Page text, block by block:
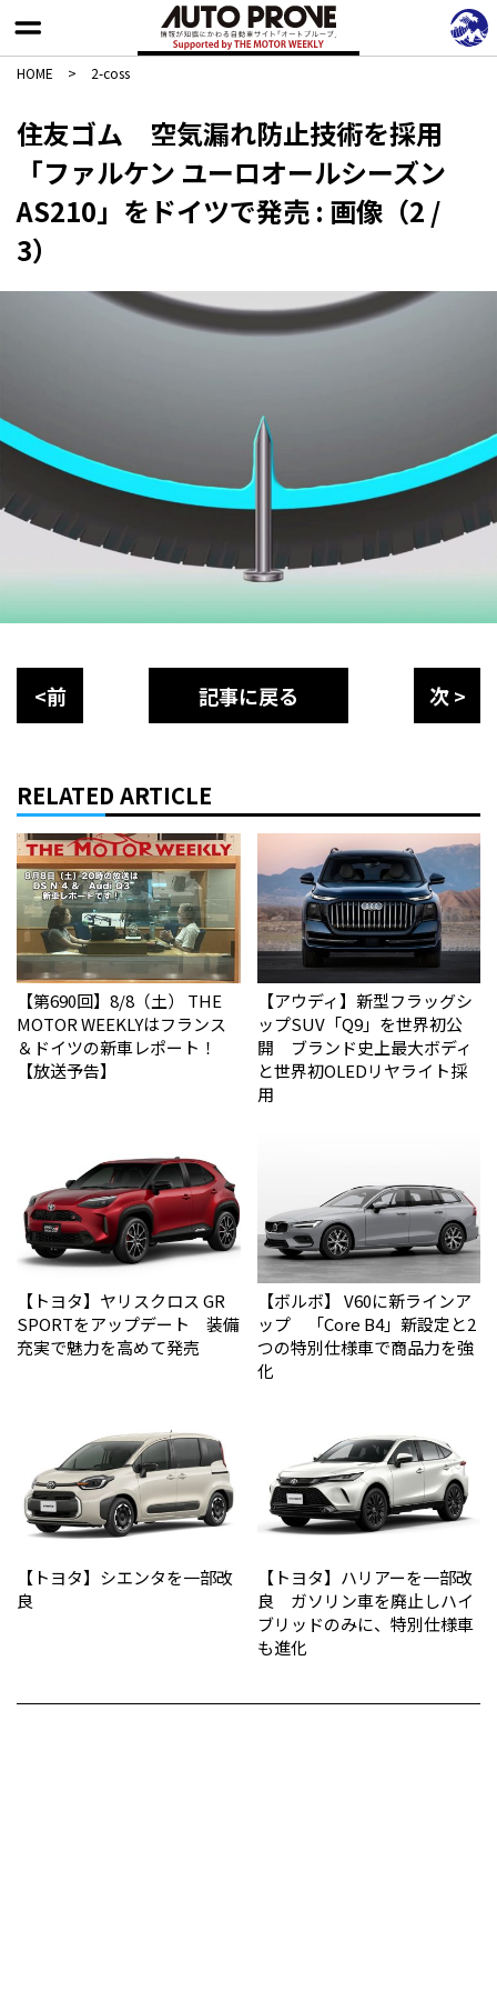
HOME > 2-coss
住友ゴム 空気漏れ防止技術を採用
「ファルケン ユーロオールシーズン
AS210」をドイツで発売 : 画像（2 /
3）
<前 記事に戻る 次 >
RELATED ARTICLE
【第690回】8/8（土） THE
MOTOR WEEKLYはフランス
＆ドイツの新車レポート！
【放送予告】
【アウディ】新型フラッグシ
ップSUV「Q9」を世界初公
開 ブランド史上最大ボディ
と世界初OLEDリヤライト採
用
【トヨタ】ヤリスクロス GR
SPORTをアップデート 装備
充実で魅力を高めて発売
【ボルボ】 V60に新ラインア
ップ 「Core B4」新設定と2
つの特別仕様車で商品力を強
化
【トヨタ】シエンタを一部改
良
【トヨタ】ハリアーを一部改
良 ガソリン車を廃止しハイ
ブリッドのみに、特別仕様車
も進化